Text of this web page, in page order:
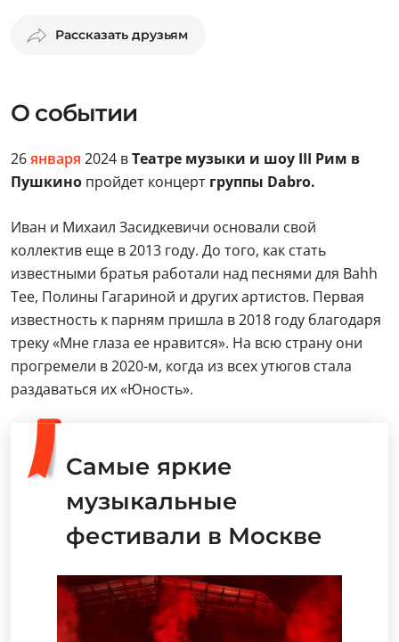
Рассказать друзьям
О событии
26января 2024 вТеатре музыки и шоу III Рим в
Пушкино пройдет концерт группы Dabro.
Иван и Михаил Засидкевичи основали свой
коллектив еще в 2013 году. До того, как стать
известными братья работали над песнями для Bahh
Tee, Полины Гагариной и других артистов. Первая
известность к парням пришла в 2018 году благодаря
треку «Мне глаза ее нравится». На всю страну они
прогремели в 2020-м, когда из всех утюгов стала
раздаваться их «Юность».
Самые яркие
музыкальные
фестивали в Москве